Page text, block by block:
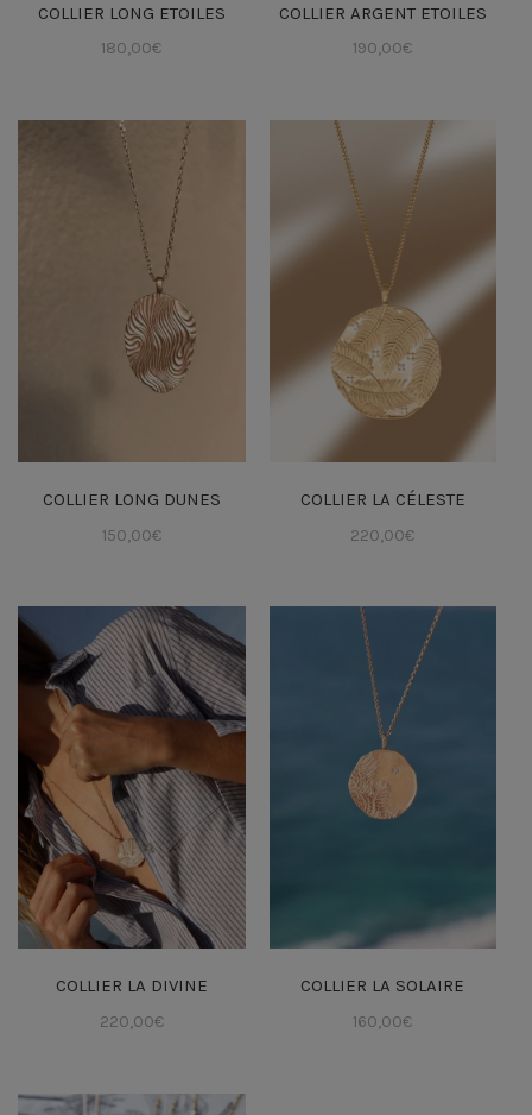
COLLIER LONG ETOILES
180,00€
COLLIER ARGENT ETOILES
190,00€
COLLIER LONG DUNES
150,00€
COLLIER LA CÉLESTE
220,00€
COLLIER LA DIVINE
220,00€
COLLIER LA SOLAIRE
160,00€